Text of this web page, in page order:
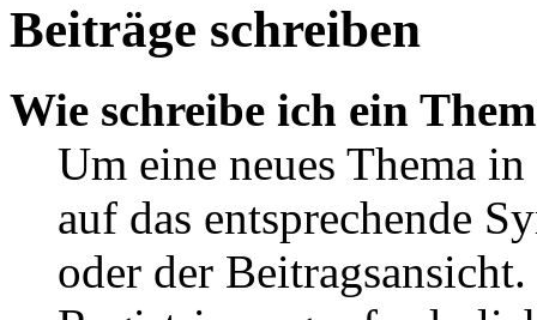
Beiträge schreiben
Wie schreibe ich ein
Um eine neues Thema
auf das entsprechende
oder der